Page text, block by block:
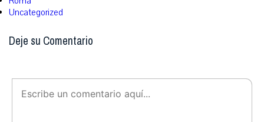
Uncategorized
Deje su Comentario